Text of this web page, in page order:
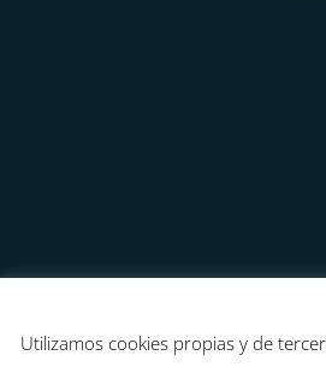
Utilizamos cookies propias y de